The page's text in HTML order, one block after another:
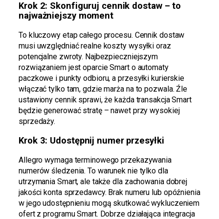
Krok 2: Skonfiguruj cennik dostaw – to
najważniejszy moment
To kluczowy etap całego procesu. Cennik dostaw
musi uwzględniać realne koszty wysyłki oraz
potencjalne zwroty. Najbezpieczniejszym
rozwiązaniem jest oparcie Smart o automaty
paczkowe i punkty odbioru, a przesyłki kurierskie
włączać tylko tam, gdzie marża na to pozwala. Źle
ustawiony cennik sprawi, że każda transakcja Smart
będzie generować stratę – nawet przy wysokiej
sprzedaży.
Krok 3: Udostępnij numer przesyłki
Allegro wymaga terminowego przekazywania
numerów śledzenia. To warunek nie tylko dla
utrzymania Smart, ale także dla zachowania dobrej
jakości konta sprzedawcy. Brak numeru lub opóźnienia
w jego udostępnieniu mogą skutkować wykluczeniem
ofert z programu Smart. Dobrze działająca integracja